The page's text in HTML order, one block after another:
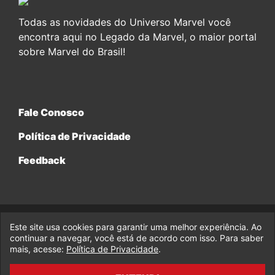
Todas as novidades do Universo Marvel você
encontra aqui no Legado da Marvel, o maior portal
sobre Marvel do Brasil!
Fale Conosco
Política de Privacidade
Feedback
© 2017-2026 Legado da Marvel, uma empresa da Legado
Enterprises.
fabiolobo
Este site usa cookies para garantir uma melhor experiência. Ao
continuar a navegar, você está de acordo com isso. Para saber
mais, acesse: Política de Privacidade.